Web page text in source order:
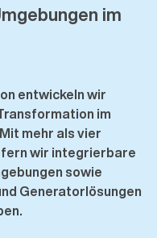
im
entwickeln wir
im
mehr als vier
wir integrierbare
sowie
Generatorlösungen